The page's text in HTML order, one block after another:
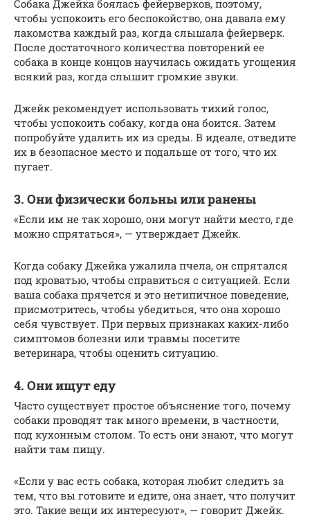
Собака Джейка боялась фейерверков, поэтому,
чтобы успокоить его беспокойство, она давала ему
лакомства каждый раз, когда слышала фейерверк.
После достаточного количества повторений ее
собака в конце концов научилась ожидать угощения
всякий раз, когда слышит громкие звуки.
Джейк рекомендует использовать тихий голос,
чтобы успокоить собаку, когда она боится. Затем
попробуйте удалить их из среды. В идеале, отведите
их в безопасное место и подальше от того, что их
пугает.
3. Они физически больны или ранены
«Если им не так хорошо, они могут найти место, где
можно спрятаться», — утверждает Джейк.
Когда собаку Джейка ужалила пчела, он спрятался
под кроватью, чтобы справиться с ситуацией. Если
ваша собака прячется и это нетипичное поведение,
присмотритесь, чтобы убедиться, что она хорошо
себя чувствует. При первых признаках каких-либо
симптомов болезни или травмы посетите
ветеринара, чтобы оценить ситуацию.
4. Они ищут еду
Часто существует простое объяснение того, почему
собаки проводят так много времени, в частности,
под кухонным столом. То есть они знают, что могут
найти там пищу.
«Если у вас есть собака, которая любит следить за
тем, что вы готовите и едите, она знает, что получит
это. Такие вещи их интересуют», — говорит Джейк.